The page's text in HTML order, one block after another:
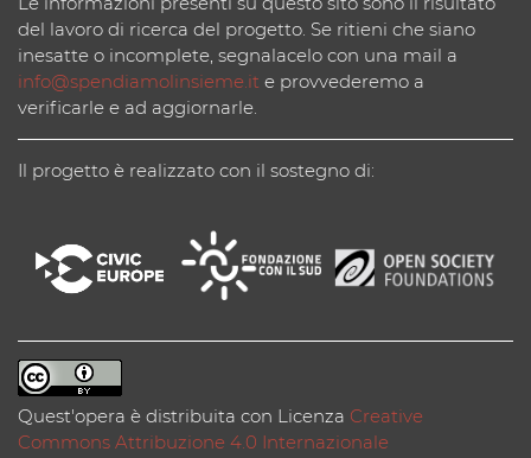
del lavoro di ricerca del progetto. Se ritieni che siano
inesatte o incomplete, segnalacelo con una mail a
info@spendiamolinsieme.it e provvederemo a
verificarle e ad aggiornarle.
Il progetto è realizzato con il sostegno di:
Quest'opera è distribuita con Licenza Creative
Commons Attribuzione 4.0 Internazionale